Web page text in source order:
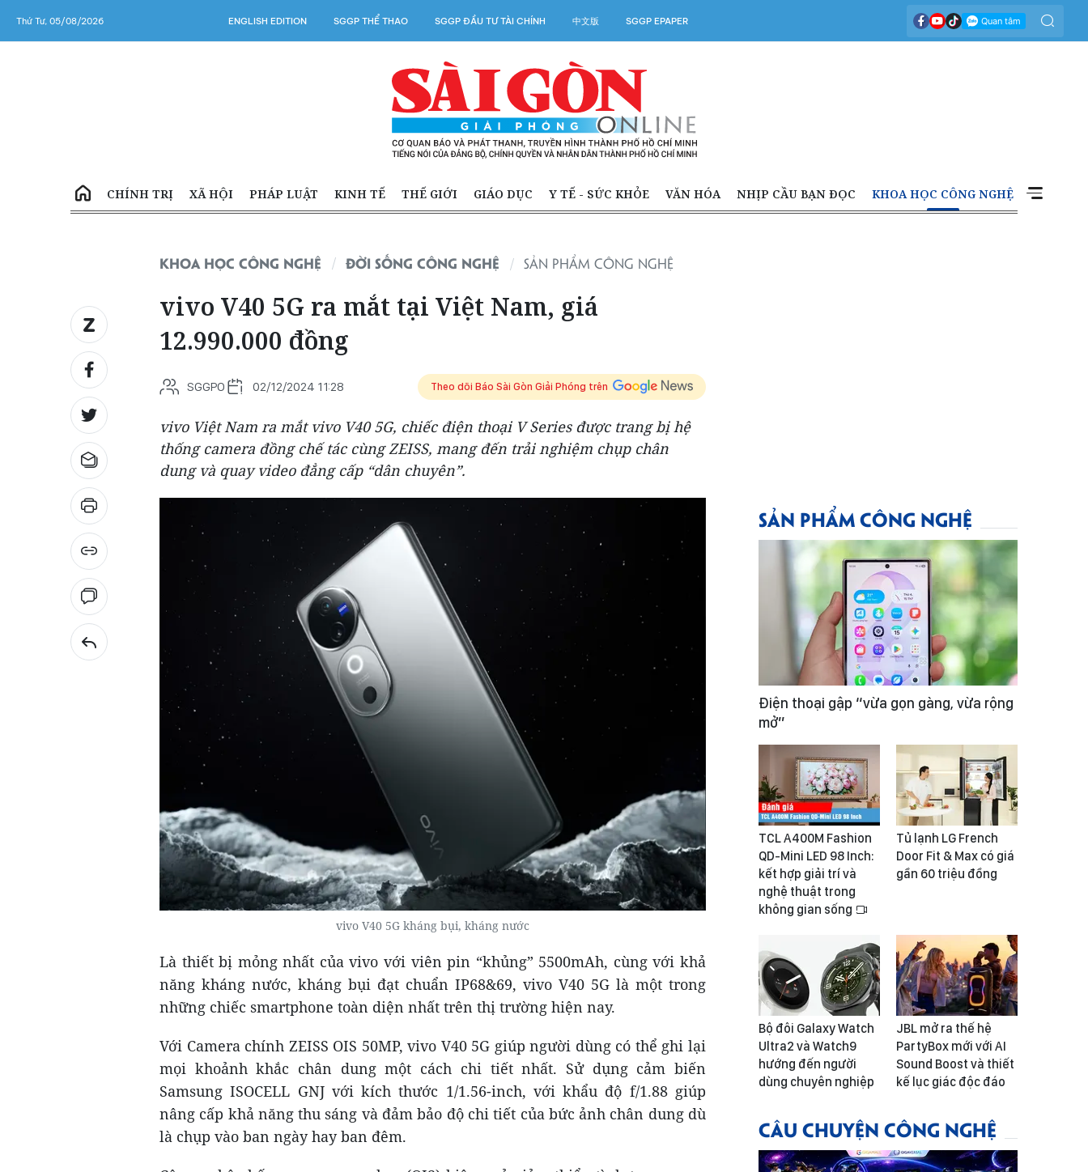
Thứ Tư, 05/08/2026 ENGLISH EDITION SGGP THỂ THAO SGGP ĐẦU TƯ TÀI CHÍNH 中文版 SGGP EPAPER
CHÍNH TRỊ XÃ HỘI PHÁP LUẬT KINH TẾ THẾ GIỚI GIÁO DỤC Y TẾ - SỨC KHỎE VĂN HÓA NHỊP CẦU BẠN ĐỌC KHOA HỌC CÔNG NGHỆ
KHOA HỌC CÔNG NGHỆ ĐỜI SỐNG CÔNG NGHỆ SẢN PHẨM CÔNG NGHỆ
vivo V40 5G ra mắt tại Việt Nam, giá
12.990.000 đồng
SGGPO 02/12/2024 11:28 Theo dõi Báo Sài Gòn Giải Phóng trên
vivo Việt Nam ra mắt vivo V40 5G, chiếc điện thoại V Series được trang bị hệ
thống camera đồng chế tác cùng ZEISS, mang đến trải nghiệm chụp chân
dung và quay video đẳng cấp “dân chuyên”.
vivo V40 5G kháng bụi, kháng nước
Là thiết bị mỏng nhất của vivo với viên pin “khủng” 5500mAh, cùng với khả
năng kháng nước, kháng bụi đạt chuẩn IP68&69, vivo V40 5G là một trong
những chiếc smartphone toàn diện nhất trên thị trường hiện nay.
Với Camera chính ZEISS OIS 50MP, vivo V40 5G giúp người dùng có thể ghi lại
mọi khoảnh khắc chân dung một cách chi tiết nhất. Sử dụng cảm biến
Samsung ISOCELL GNJ với kích thước 1/1.56-inch, với khẩu độ f/1.88 giúp
nâng cấp khả năng thu sáng và đảm bảo độ chi tiết của bức ảnh chân dung dù
là chụp vào ban ngày hay ban đêm.
SẢN PHẨM CÔNG NGHỆ
Điện thoại gập “vừa gọn gàng, vừa rộng
mở”
TCL A400M Fashion
QD-Mini LED 98 Inch:
kết hợp giải trí và
nghệ thuật trong
không gian sống
Tủ lạnh LG French
Door Fit & Max có giá
gần 60 triệu đồng
Bộ đôi Galaxy Watch
Ultra2 và Watch9
hướng đến người
dùng chuyên nghiệp
JBL mở ra thế hệ
PartyBox mới với AI
Sound Boost và thiết
kế lục giác độc đáo
CÂU CHUYỆN CÔNG NGHỆ